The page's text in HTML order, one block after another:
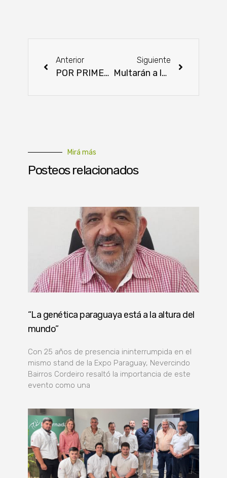
Anterior
POR PRIMERA VEZ PARAGUAYO PRESIDE LA ORGANIZACIÓN MUNDIAL DE SALUD ANIMAL
Siguiente
Multarán a las personas que no vayan a votar
Mirá más
Posteos relacionados
“La genética paraguaya está a la altura del
mundo”
Con 25 años de presencia ininterrumpida en el
mismo stand de la Expo Paraguay, Nevercindo
Bairros Cordeiro resaltó la importancia de este
evento como una